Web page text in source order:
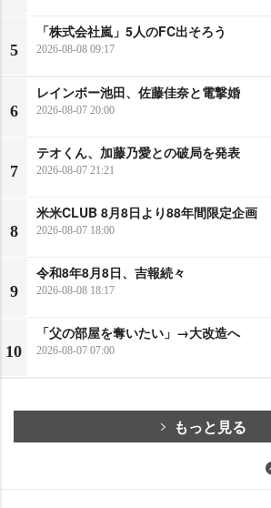
5
「株式会社嵐」5人のFC出そろう
2026-08-08 09:17
6
レインボー池田、佐藤佳奈と電撃婚
2026-08-07 20:00
7
テオくん、加藤乃愛との破局を発表
2026-08-07 21:21
8
米米CLUB 8月8日より88年間限定企画
2026-08-07 18:00
9
令和8年8月8日、吉報続々
2026-08-08 18:17
10
「父の部屋を奪いたい」→大改造へ
2026-08-07 07:00
もっと見る